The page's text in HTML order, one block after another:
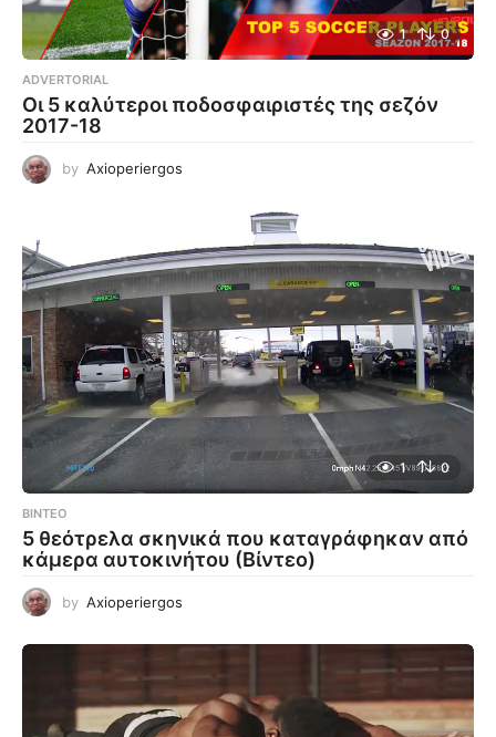
1 0
ADVERTORIAL
Οι 5 καλύτεροι ποδοσφαιριστές της σεζόν
2017-18
by Axioperiergos
1 0
ΒΊΝΤΕΟ
5 θεότρελα σκηνικά που καταγράφηκαν από
κάμερα αυτοκινήτου (Βίντεο)
by Axioperiergos